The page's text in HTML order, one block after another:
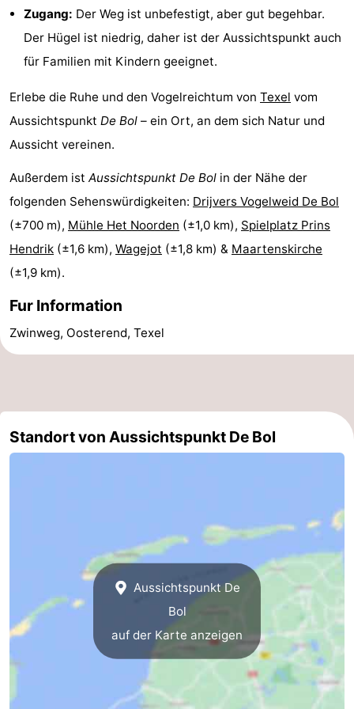
Minigolfplätze
Natur
Führungen
Sport
Radfahren
-
Wandern
Reiten
-
Surfen
-
und
Veranstaltungen
Fähre
-
Parken
Inselhüpfen
Reisebuchshop
Zugang: Der Weg ist unbefestigt, aber gut begehbar.
Der Hügel ist niedrig, daher ist der Aussichtspunkt auch
für Familien mit Kindern geeignet.
Erlebe die Ruhe und den Vogelreichtum von Texel vom
Aussichtspunkt De Bol – ein Ort, an dem sich Natur und
Aussicht vereinen.
Außerdem ist Aussichtspunkt De Bol in der Nähe der
folgenden Sehenswürdigkeiten: Drijvers Vogelweid De Bol
(±700 m), Mühle Het Noorden (±1,0 km), Spielplatz Prins
Hendrik (±1,6 km), Wagejot (±1,8 km) & Maartenskirche
(±1,9 km).
Fur Information
Zwinweg, Oosterend, Texel
Standort von Aussichtspunkt De Bol
Aussichtspunkt De
Bol
auf der Karte anzeigen